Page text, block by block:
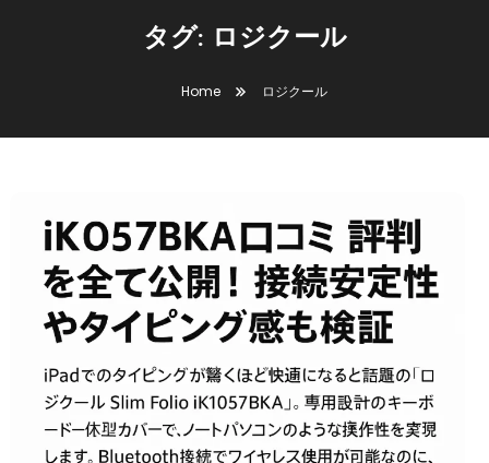
タグ: ロジクール
Home ロジクール